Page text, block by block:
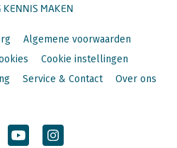
KENNIS MAKEN
Algemene voorwaarden
Cookie instellingen
Service & Contact Over ons